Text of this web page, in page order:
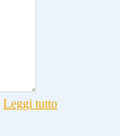
Leggi tutto